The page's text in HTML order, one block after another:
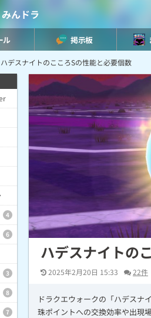
んドラ
ル 掲示板
ハデスナイトのこころSの性能と必要個数
ハデスナイトの
2025年2月20日 15:33 22件
ドラクエウォークの「ハデスナ
珠ポイントへの交換効率や出現
4
6
3
8
7